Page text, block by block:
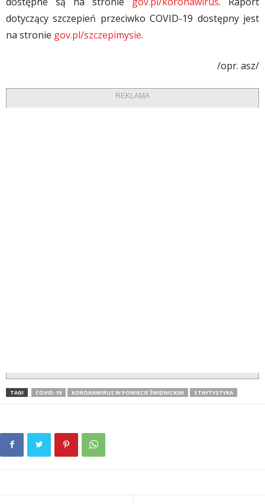
dotyczący szczepień przeciwko COVID-19 dostępny jest
na stronie gov.pl/szczepimysie.
/opr. asz/
REKLAMA
TAGI COVID-19 KORONAWIRUS W POWIECIE ŚWIDNICKIM STAYTYSTYKA